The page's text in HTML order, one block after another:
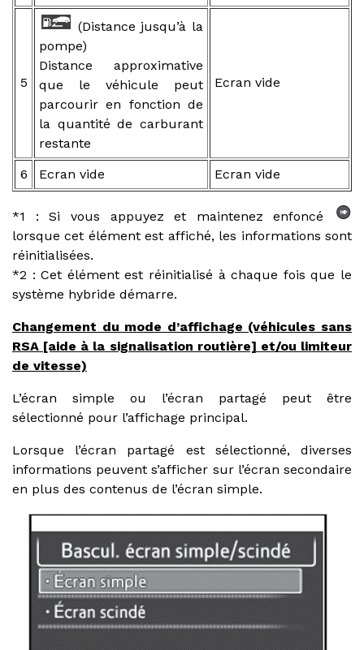
5
(Distance jusqu’à la
pompe)
Distance approximative
que le véhicule peut
parcourir en fonction de
la quantité de carburant
restante
Ecran vide
6 Ecran vide Ecran vide
*1 : Si vous appuyez et maintenez enfoncé
lorsque cet élément est affiché, les informations sont
réinitialisées.
*2 : Cet élément est réinitialisé à chaque fois que le
système hybride démarre.
Changement du mode d’affichage (véhicules sans
RSA [aide à la signalisation routière] et/ou limiteur
de vitesse)
L’écran simple ou l’écran partagé peut être
sélectionné pour l’affichage principal.
Lorsque l’écran partagé est sélectionné, diverses
informations peuvent s’afficher sur l’écran secondaire
en plus des contenus de l’écran simple.